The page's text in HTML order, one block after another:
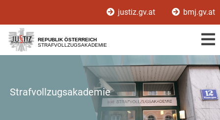
[1]
[2]
[3]
justiz.gv.at bmj.gv.at
REPUBLIK ÖSTERREICH
STRAFVOLLZUGSAKADEMIE
Strafvollzugsakademie